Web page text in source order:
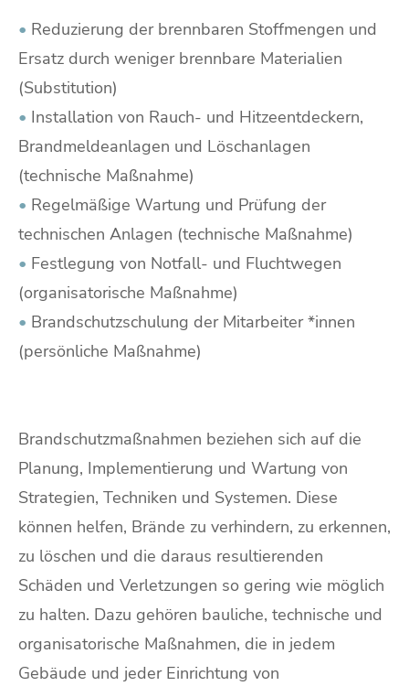
• Reduzierung der brennbaren Stoffmengen und
Ersatz durch weniger brennbare Materialien
(Substitution)
• Installation von Rauch- und Hitzeentdeckern,
Brandmeldeanlagen und Löschanlagen
(technische Maßnahme)
• Regelmäßige Wartung und Prüfung der
technischen Anlagen (technische Maßnahme)
• Festlegung von Notfall- und Fluchtwegen
(organisatorische Maßnahme)
• Brandschutzschulung der Mitarbeiter *innen
(persönliche Maßnahme)
Brandschutzmaßnahmen beziehen sich auf die
Planung, Implementierung und Wartung von
Strategien, Techniken und Systemen. Diese
können helfen, Brände zu verhindern, zu erkennen,
zu löschen und die daraus resultierenden
Schäden und Verletzungen so gering wie möglich
zu halten. Dazu gehören bauliche, technische und
organisatorische Maßnahmen, die in jedem
Gebäude und jeder Einrichtung von